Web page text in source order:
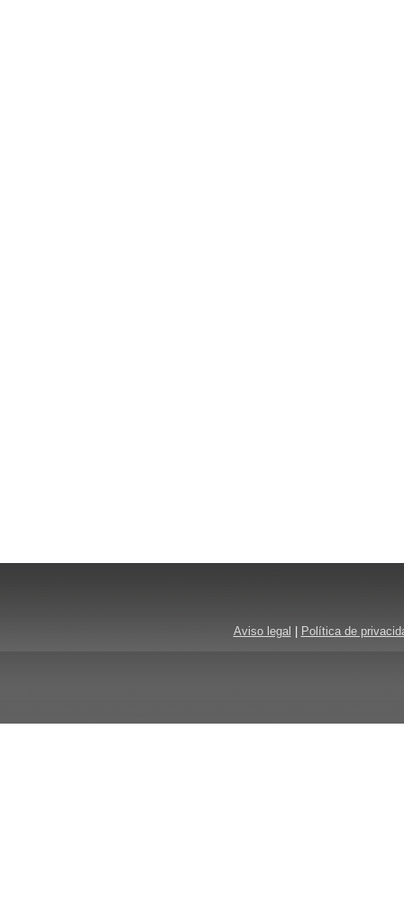
Aviso legal Política de